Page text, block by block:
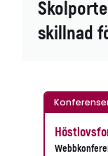
skillnad